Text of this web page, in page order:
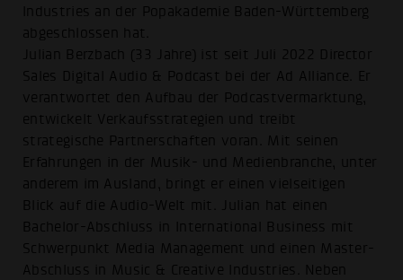
Industries an der Popakademie Baden-Württemberg
abgeschlossen hat.
Julian Berzbach (33 Jahre) ist seit Juli 2022 Director
Sales Digital Audio & Podcast bei der Ad Alliance. Er
verantwortet den Aufbau der Podcastvermarktung,
entwickelt Verkaufsstrategien und treibt
strategische Partnerschaften voran. Mit seinen
Erfahrungen in der Musik- und Medienbranche, unter
anderem im Ausland, bringt er einen vielseitigen
Blick auf die Audio-Welt mit. Julian hat einen
Bachelor-Abschluss in International Business mit
Schwerpunkt Media Management und einen Master-
Abschluss in Music & Creative Industries. Neben